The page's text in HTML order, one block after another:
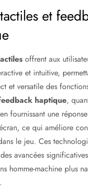
et
offrent aux
et intuitive,
et versatile des
haptique,
fournissant une
ce qui améliore
le jeu. Ces
avancées
homme-machine plus